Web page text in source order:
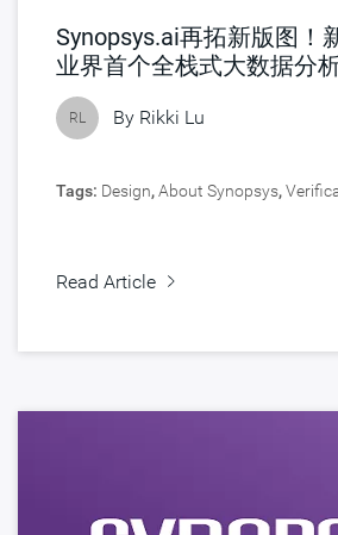
Synopsys.ai再拓新版图！
业界首个全栈式大数据分
RL By Rikki Lu
Tags: Design,About Synopsys,
Read Article